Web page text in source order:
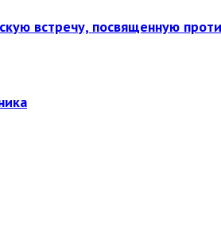
встречу, посвященную